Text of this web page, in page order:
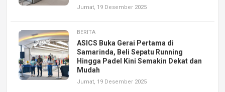
Jumat, 19 Desember 2025
BERITA
ASICS Buka Gerai Pertama di
Samarinda, Beli Sepatu Running
Hingga Padel Kini Semakin Dekat dan
Mudah
Jumat, 19 Desember 2025